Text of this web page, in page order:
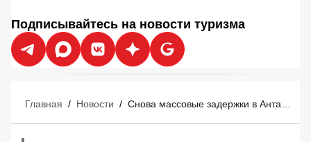
Подписывайтесь на новости туризма
Главная / Новости /